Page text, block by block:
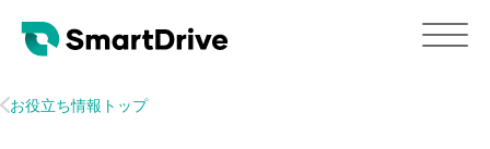
お役立ち情報トップ